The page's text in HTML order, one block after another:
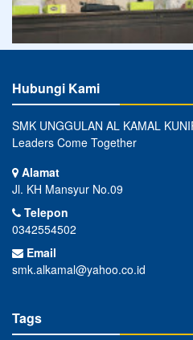
Hubungi Kami
SMK UNGGULAN AL KAMAL
Leaders Come Together
Alamat
Jl. KH Mansyur No.09
Telepon
0342554502
Email
smk.alkamal@yahoo.co.id
Tags